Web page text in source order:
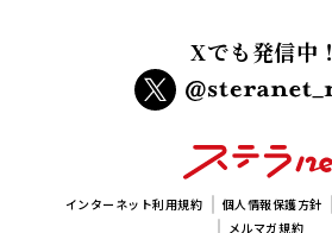
Xでも発信中！
インターネット利用規約 個人情報保護方針
メルマガ規約